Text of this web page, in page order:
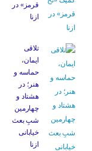
قرمز» در
ازنا
تلاقی
ایمان،
حماسه و
هنر؛ در
هشتاد و
چهارمین
شبِ بعث
خیابانی
ازنا